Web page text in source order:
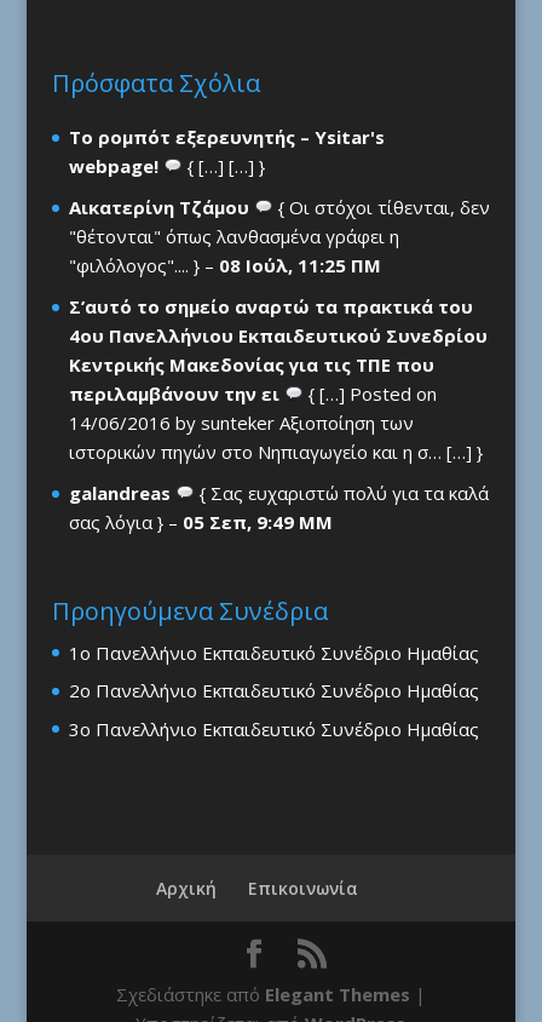
Πρόσφατα Σχόλια
Το ρομπότ εξερευνητής – Ysitar's
webpage!
{ […] […] }
Αικατερίνη Τζάμου
{ Οι στόχοι τίθενται, δεν
"θέτονται" όπως λανθασμένα γράφει η
"φιλόλογος".... } – 08 Ιούλ, 11:25 ΠΜ
Σ’αυτό το σημείο αναρτώ τα πρακτικά του
4ου Πανελλήνιου Εκπαιδευτικού Συνεδρίου
Κεντρικής Μακεδονίας για τις ΤΠΕ που
περιλαμβάνουν την ει
{ […] Posted on
14/06/2016 by sunteker Αξιοποίηση των
ιστορικών πηγών στο Νηπιαγωγείο και η σ… […] }
galandreas
{ Σας ευχαριστώ πολύ για τα καλά
σας λόγια } – 05 Σεπ, 9:49 ΜΜ
Προηγούμενα Συνέδρια
1ο Πανελλήνιο Εκπαιδευτικό Συνέδριο Ημαθίας
2ο Πανελλήνιο Εκπαιδευτικό Συνέδριο Ημαθίας
3ο Πανελλήνιο Εκπαιδευτικό Συνέδριο Ημαθίας
Αρχική Επικοινωνία
Σχεδιάστηκε από Elegant Themes |